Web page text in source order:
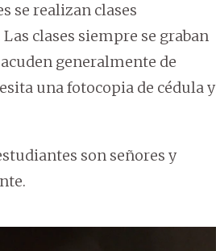
se realizan clases
clases siempre se graban
generalmente de
una fotocopia de cédula y
son señores y